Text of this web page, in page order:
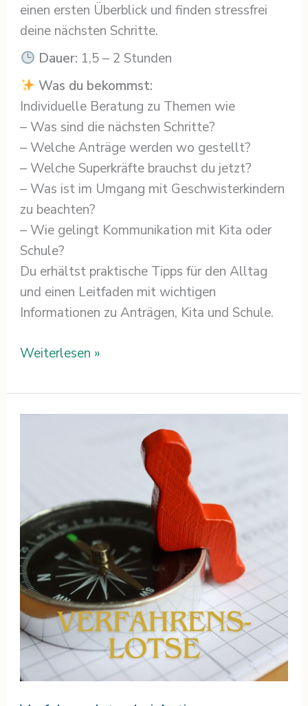
einen ersten Überblick und finden stressfrei
deine nächsten Schritte.
Dauer: 1,5 – 2 Stunden
Was du bekommst:
Individuelle Beratung zu Themen wie
– Was sind die nächsten Schritte?
– Welche Anträge werden wo gestellt?
– Welche Superkräfte brauchst du jetzt?
– Was ist im Umgang mit Geschwisterkindern
zu beachten?
– Wie gelingt Kommunikation mit Kita oder
Schule?
Du erhältst praktische Tipps für den Alltag
und einen Leitfaden mit wichtigen
Informationen zu Anträgen, Kita und Schule.
Weiterlesen »